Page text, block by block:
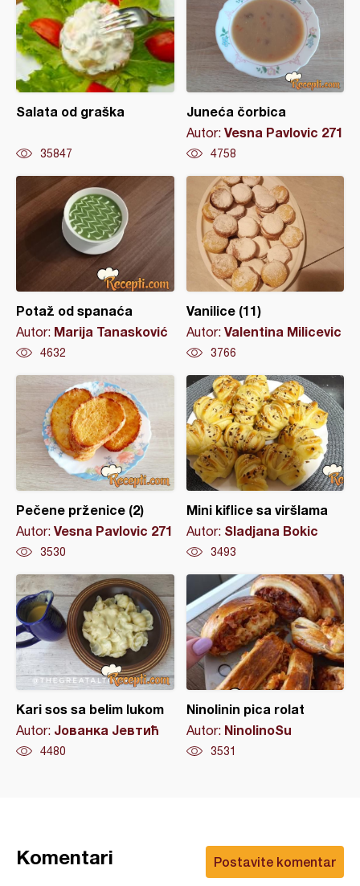
Salata od graška
35847
Juneća čorbica
Autor: Vesna Pavlovic 271
4758
Potaž od spanaća
Autor: Marija Tanasković
4632
Vanilice (11)
Autor: Valentina Milicevic
3766
Pečene prženice (2)
Autor: Vesna Pavlovic 271
3530
Mini kiflice sa viršlama
Autor: Sladjana Bokic
3493
Kari sos sa belim lukom
Autor: Јованка Јевтић
4480
Ninolinin pica rolat
Autor: NinolinoSu
3531
Postavite komentar
Komentari